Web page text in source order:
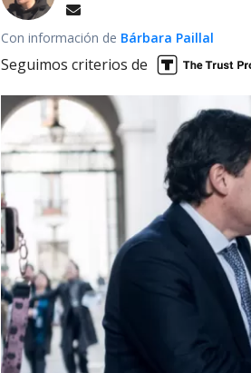
Con información de Bárbara Paillal
Seguimos criterios de